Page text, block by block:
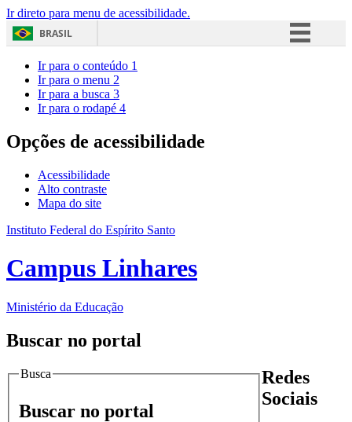
Ir direto para menu de acessibilidade.
BRASIL
Acesso à informação
Ir para o conteúdo 1
Ir para o menu 2
Ir para a busca 3
Ir para o rodapé 4
Opções de acessibilidade
Acessibilidade
Alto contraste
Mapa do site
Instituto Federal do Espírito Santo
Campus Linhares
Ministério da Educação
Buscar no portal
Busca
Buscar no portal
Redes
Sociais